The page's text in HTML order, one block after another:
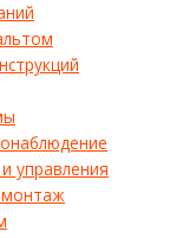
управления